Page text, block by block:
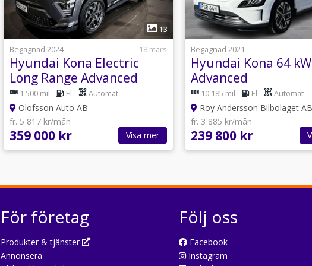
1
13
Begagnad 2024
18 mars
Hyundai Kona Electric
Long Range Advanced
1 500 mil El Automat
Olofsson Auto AB
fr. 5 817 kr/mån
359 000 kr Visa mer
1
Begagnad 2021
Hyundai Kona 64
Advanced
10 185 mil El Automat
Roy Andersson Bilbolaget AB
fr. 3 885 kr/mån
239 800 kr
För företag
Produkter & tjänster
Annonsera
Följ oss
Facebook
Instagram